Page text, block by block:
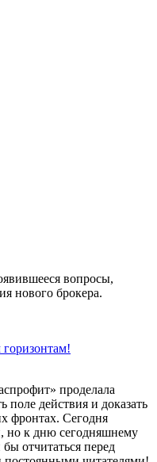
вопросы,
нового брокера.
проделала
поле действия и доказать
фронтах. Сегодня
но к дню сегодняшнему
отчитаться перед